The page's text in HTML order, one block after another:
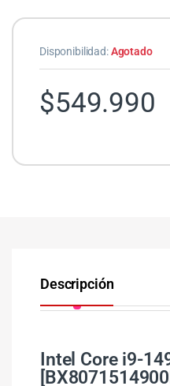
Disponibilidad:Agotado
$549.990
Descripción
Intel Core i9-